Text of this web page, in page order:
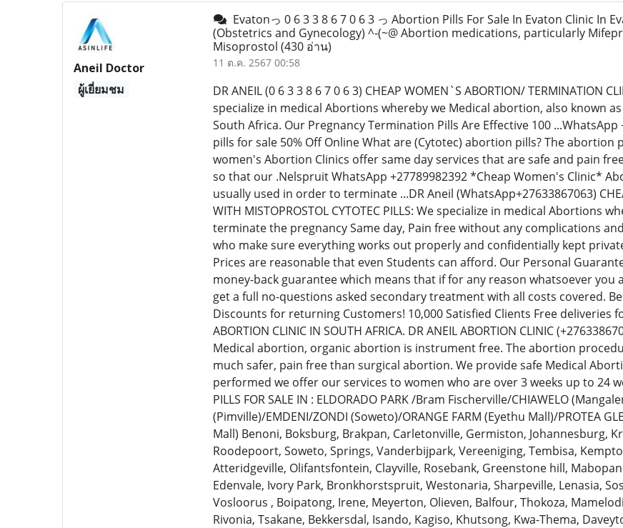
Aneil Doctor
ผู้เยี่ยมชม
Evatonっ 0 6 3 3 8 6 7 0 6 3 っ Abortion Pills For Sale In Evaton Clinic In
(Obstetrics and Gynecology) ^-(~@ Abortion medications, particularly
Misoprostol (430 อ่าน)
11 ต.ค. 2567 00:58
DR ANEIL (0 6 3 3 8 6 7 0 6 3) CHEAP WOMEN`S ABORTION/ TERMINATION
specialize in medical Abortions whereby we Medical abortion, also known
South Africa. Our Pregnancy Termination Pills Are Effective 100
pills for sale 50% Off Online What are (Cytotec) abortion pills? The abortion
women's Abortion Clinics offer same day services that are safe and pain
so that our .Nelspruit WhatsApp +27789982392 *Cheap Women's Clinic*
usually used in order to terminate ...DR Aneil (WhatsApp+27633867063)
WITH MISTOPROSTOL CYTOTEC PILLS: We specialize in medical Abortions
terminate the pregnancy Same day, Pain free without any complications
who make sure everything works out properly and confidentially kept
Prices are reasonable that even Students can afford. Our Personal
money-back guarantee which means that if for any reason whatsoever
get a full no-questions asked secondary treatment with all costs covered.
Discounts for returning Customers! 10,000 Satisfied Clients Free deliveries
ABORTION CLINIC IN SOUTH AFRICA. DR ANEIL ABORTION CLINIC
Medical abortion, organic abortion is instrument free. The abortion
much safer, pain free than surgical abortion. We provide safe Medical
performed we offer our services to women who are over 3 weeks up to 24
PILLS FOR SALE IN : ELDORADO PARK /Bram Fischerville/CHIAWELO
(Pimville)/EMDENI/ZONDI (Soweto)/ORANGE FARM (Eyethu Mall)/PROTEA
Mall) Benoni, Boksburg, Brakpan, Carletonville, Germiston, Johannesburg,
Roodepoort, Soweto, Springs, Vanderbijpark, Vereeniging, Tembisa,
Atteridgeville, Olifantsfontein, Clayville, Rosebank, Greenstone hill,
Edenvale, Ivory Park, Bronkhorstspruit, Westonaria, Sharpeville, Lenasia,
Vosloorus , Boipatong, Irene, Meyerton, Olieven, Balfour, Thokoza,
Rivonia, Tsakane, Bekkersdal, Isando, Kagiso, Khutsong, Kwa-Thema,